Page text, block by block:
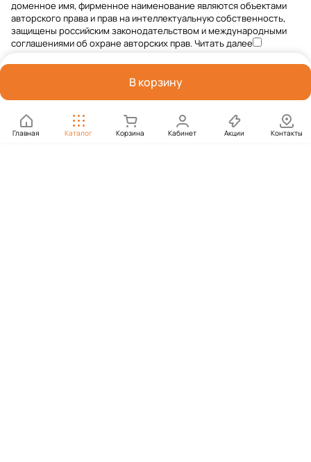
В корзину
Главная Каталог Корзина Кабинет Акции Контакты
доменное имя, фирменное наименование являются объектами
авторского права и прав на интеллектуальную собственность,
защищены российским законодательством и международными
соглашениями об охране авторских прав.Читать далее